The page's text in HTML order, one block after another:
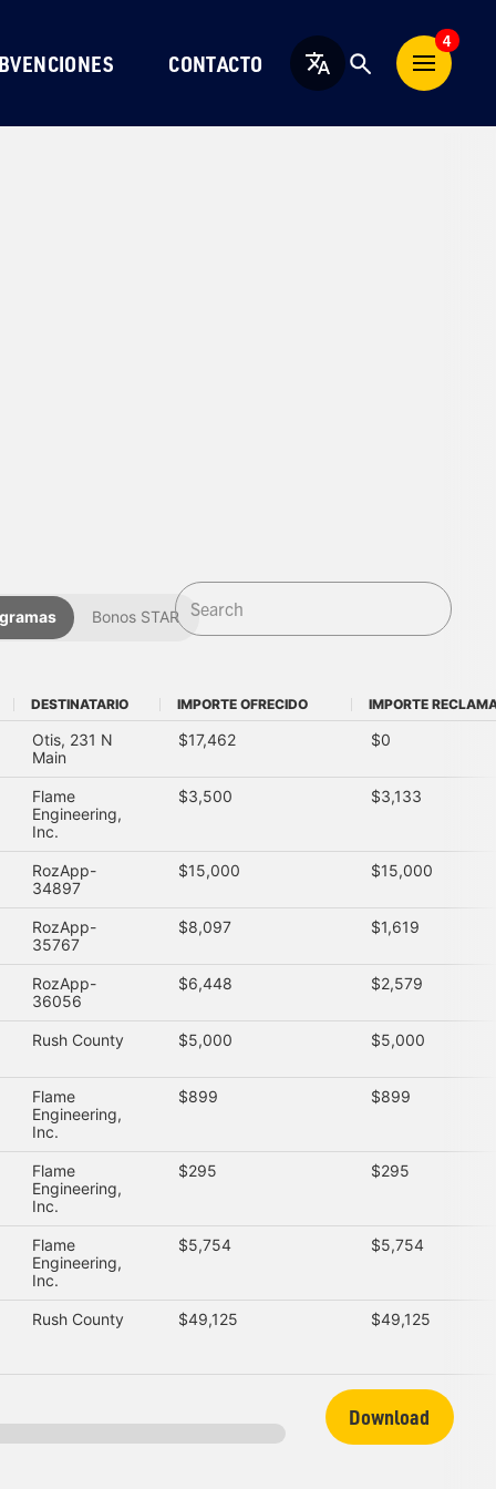
CONTACTO Español
4
Bonos STAR
DESTINATARIO IMPORTE OFRECIDO
IMPORTE
IMPORTE OFRECIDO IMPORTE
Otis, 231 N
Main
$17,462 $0
Flame
Engineering,
Inc.
$3,500 $3,133
RozApp-
34897
$15,000 $15,000
RozApp-
35767
$8,097 $1,619
RozApp-
36056
$6,448 $2,579
Rush County $5,000 $5,000
Flame
Engineering,
Inc.
$899 $899
Flame
Engineering,
Inc.
$295 $295
Flame
Engineering,
Inc.
$5,754 $5,754
Rush County $49,125 $49,125
Download